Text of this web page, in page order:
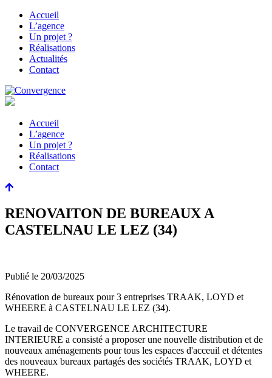
Accueil
L’agence
Un projet ?
Réalisations
Actualités
Contact
Accueil
L’agence
Un projet ?
Réalisations
Contact
RENOVAITON DE BUREAUX A
CASTELNAU LE LEZ (34)
Publié le 20/03/2025
Rénovation de bureaux pour 3 entreprises TRAAK, LOYD et
WHEERE à CASTELNAU LE LEZ (34).
Le travail de CONVERGENCE ARCHITECTURE
INTERIEURE a consisté a proposer une nouvelle distribution et de
nouveaux aménagements pour tous les espaces d'acceuil et détentes
des nouveaux bureaux partagés des sociétés TRAAK, LOYD et
WHEERE.